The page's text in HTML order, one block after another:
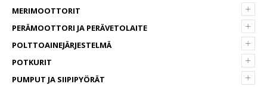
+
MERIMOOTTORIT
+
PERÄMOOTTORI JA PERÄVETOLAITE
+
POLTTOAINEJÄRJESTELMÄ
+
POTKURIT
+
PUMPUT JA SIIPIPYÖRÄT